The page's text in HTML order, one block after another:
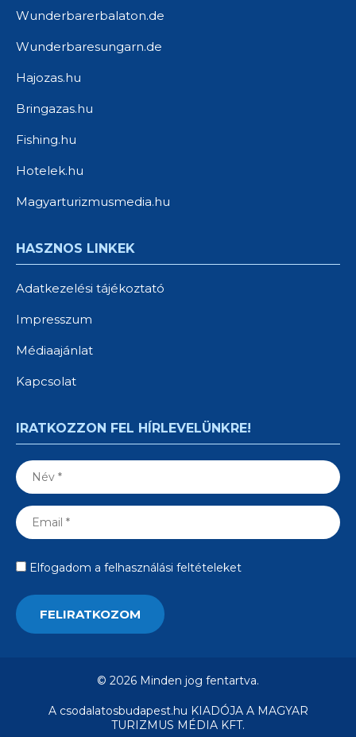
Wunderbarerbalaton.de
Wunderbaresungarn.de
Hajozas.hu
Bringazas.hu
Fishing.hu
Hotelek.hu
Magyarturizmusmedia.hu
HASZNOS LINKEK
Adatkezelési tájékoztató
Impresszum
Médiaajánlat
Kapcsolat
IRATKOZZON FEL HÍRLEVELÜNKRE!
Elfogadom a felhasználási feltételeket
© 2026 Minden jog fentartva.
A csodalatosbudapest.hu KIADÓJA A MAGYAR
TURIZMUS MÉDIA KFT.